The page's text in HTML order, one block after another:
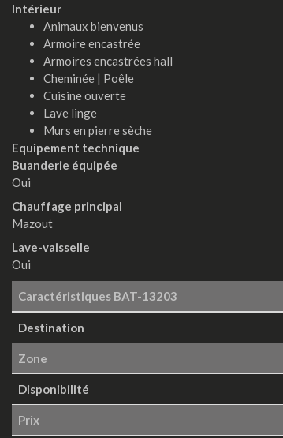
Intérieur
Animaux bienvenus
Armoire encastrée
Armoires encastrées hall
Cheminée | Poêle
Cuisine ouverte
Lave linge
Murs en pierre sèche
Equipement technique
Buanderie équipée
Oui
Chauffage principal
Mazout
Lave-vaisselle
Oui
Caractéristiques BAT-13203
Destination
Zone
Disponibilité
Prix